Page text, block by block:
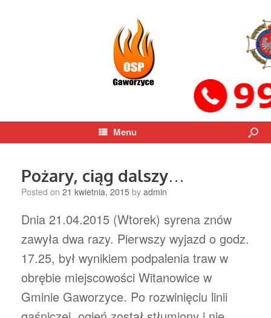
Menu
Pożary, ciąg dalszy…
Posted on 21 kwietnia, 2015 by admin
Dnia 21.04.2015 (Wtorek) syrena znów
zawyła dwa razy. Pierwszy wyjazd o godz.
17.25, był wynikiem podpalenia traw w
obrębie miejscowości Witanowice w
Gminie Gaworzyce. Po rozwinięciu linii